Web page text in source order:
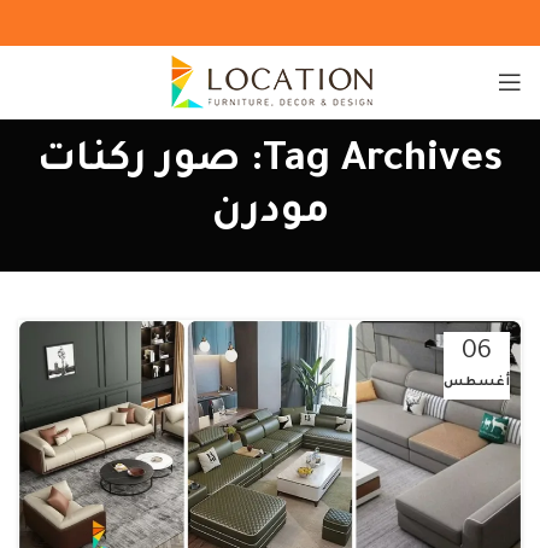
Tag Archives: صور ركنات
مودرن
06
أغسطس